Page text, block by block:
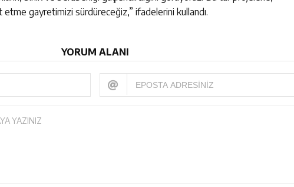
gayretimizi sürdüreceğiz,” ifadelerini kullandı.
YORUM ALANI